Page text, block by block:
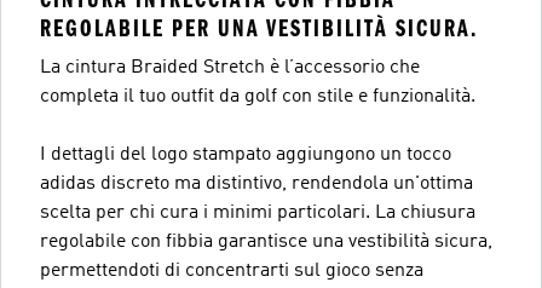
REGOLABILE PER UNA VESTIBILITÀ SICURA.
La cintura Braided Stretch è l’accessorio che
completa il tuo outfit da golf con stile e funzionalità.
I dettagli del logo stampato aggiungono un tocco
adidas discreto ma distintivo, rendendola un'ottima
scelta per chi cura i minimi particolari. La chiusura
regolabile con fibbia garantisce una vestibilità sicura,
permettendoti di concentrarti sul gioco senza